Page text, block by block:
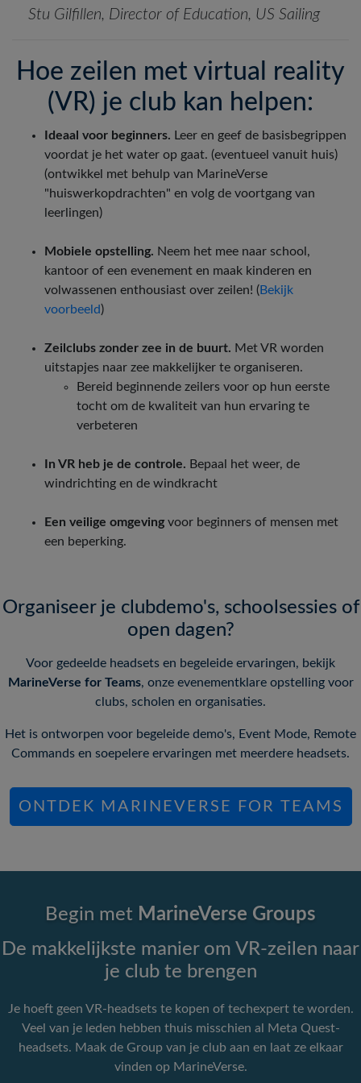
Stu Gilfillen, Director of Education, US Sailing
Hoe zeilen met virtual reality
(VR) je club kan helpen:
Ideaal voor beginners. Leer en geef de basisbegrippen
voordat je het water op gaat. (eventueel vanuit huis)
(ontwikkel met behulp van MarineVerse
"huiswerkopdrachten" en volg de voortgang van
leerlingen)
Mobiele opstelling. Neem het mee naar school,
kantoor of een evenement en maak kinderen en
volwassenen enthousiast over zeilen! ( Bekijk
voorbeeld)
Zeilclubs zonder zee in de buurt. Met VR worden
uitstapjes naar zee makkelijker te organiseren.
Bereid beginnende zeilers voor op hun eerste
tocht om de kwaliteit van hun ervaring te
verbeteren
In VR heb je de controle. Bepaal het weer, de
windrichting en de windkracht
Een veilige omgeving voor beginners of mensen met
een beperking.
Organiseer je clubdemo's, schoolsessies of
open dagen?
Voor gedeelde headsets en begeleide ervaringen, bekijk
MarineVerse for Teams, onze evenementklare opstelling voor
clubs, scholen en organisaties.
Het is ontworpen voor begeleide demo's, Event Mode, Remote
Commands en soepelere ervaringen met meerdere headsets.
ONTDEK MARINEVERSE FOR TEAMS
Begin met MarineVerse Groups
De makkelijkste manier om VR-zeilen naar
je club te brengen
Je hoeft geen VR-headsets te kopen of techexpert te worden.
Veel van je leden hebben thuis misschien al Meta Quest-
headsets. Maak de Group van je club aan en laat ze elkaar
vinden op MarineVerse.